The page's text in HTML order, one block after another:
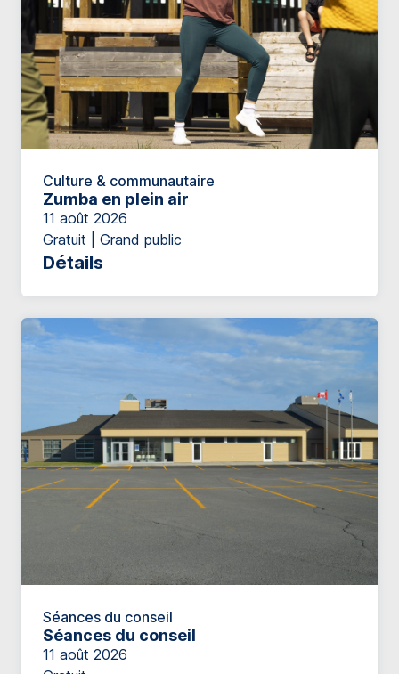
Culture & communautaire
Zumba en plein air
11 août 2026
Gratuit | Grand public
Détails
Séances du conseil
Séances du conseil
11 août 2026